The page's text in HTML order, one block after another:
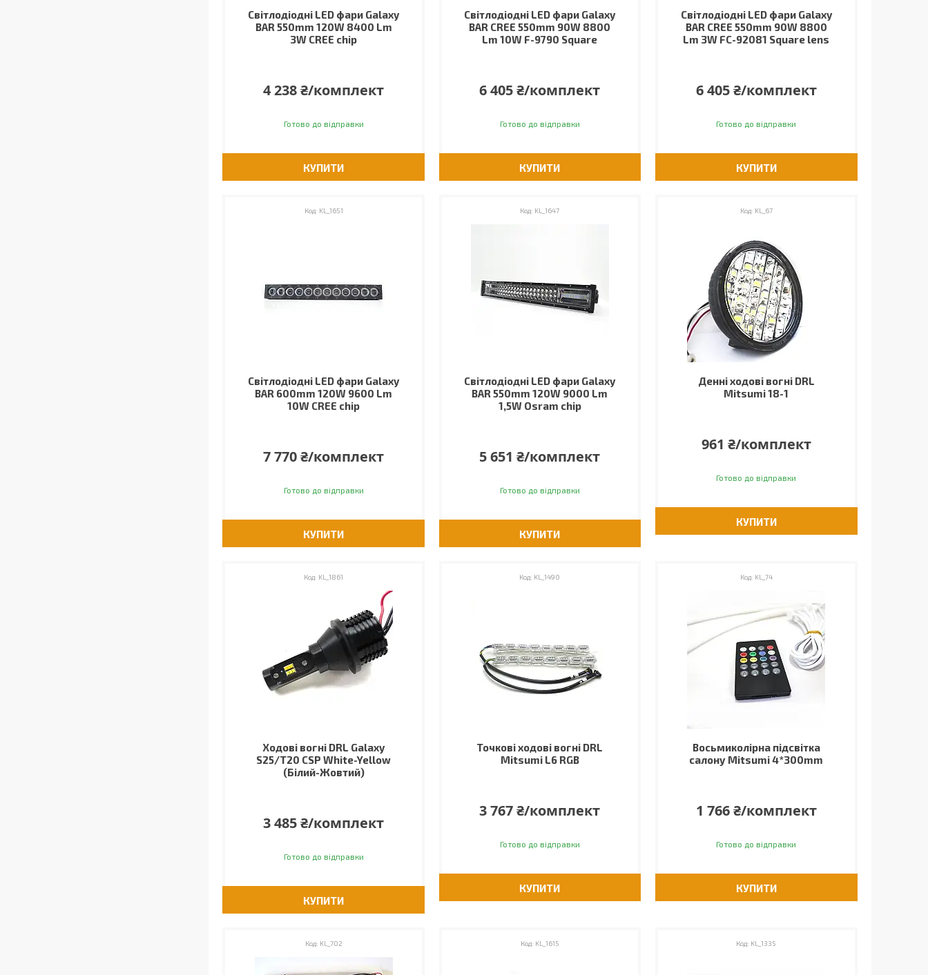
Світлодіодні LED фари Galaxy
BAR 550mm 120W 8400 Lm
3W CREE chip
4 238 ₴/комплект
Готово до відправки
КУПИТИ
Світлодіодні LED фари Galaxy
BAR CREE 550mm 90W 8800
Lm 10W F-9790 Square
6 405 ₴/комплект
Готово до відправки
КУПИТИ
Світлодіодні LED фари Galaxy
BAR CREE 550mm 90W 8800
Lm 3W FC-92081 Square lens
6 405 ₴/комплект
Готово до відправки
КУПИТИ
KL_1651
Світлодіодні LED фари Galaxy
BAR 600mm 120W 9600 Lm
10W CREE chip
7 770 ₴/комплект
Готово до відправки
КУПИТИ
KL_1647
Світлодіодні LED фари Galaxy
BAR 550mm 120W 9000 Lm
1,5W Osram chip
5 651 ₴/комплект
Готово до відправки
КУПИТИ
KL_67
Денні ходові вогні DRL
Mitsumi 18-1
961 ₴/комплект
Готово до відправки
КУПИТИ
KL_1861
Ходові вогні DRL Galaxy
S25/T20 CSP White-Yellow
(Білий-Жовтий)
3 485 ₴/комплект
Готово до відправки
КУПИТИ
KL_1490
Точкові ходові вогні DRL
Mitsumi L6 RGB
3 767 ₴/комплект
Готово до відправки
КУПИТИ
KL_74
Восьмиколірна підсвітка
салону Mitsumi 4*300mm
1 766 ₴/комплект
Готово до відправки
КУПИТИ
KL_702 KL_1615 KL_1335